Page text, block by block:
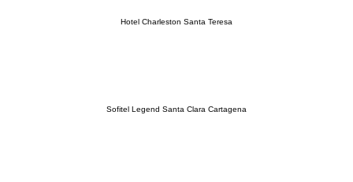
Hotel Charleston Santa Teresa
Sofitel Legend Santa Clara Cartagena